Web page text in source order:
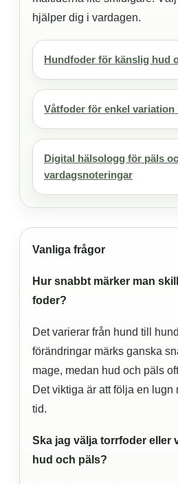
hjälper dig i vardagen.
Hundfoder för känslig hud
Våtfoder för enkel
Digital hälsologg för päls
vardagsnoteringar
Vanliga frågor
Hur snabbt märker man
foder?
Det varierar från hund till
förändringar märks ganska
mage, medan hud och päls
Det viktiga är att följa en lugn
tid.
Ska jag välja torrfoder eller
hud och päls?